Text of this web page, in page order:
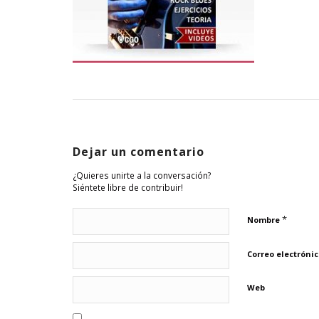
Dejar un comentario
¿Quieres unirte a la conversación?
Siéntete libre de contribuir!
Nombre *
Correo
Web